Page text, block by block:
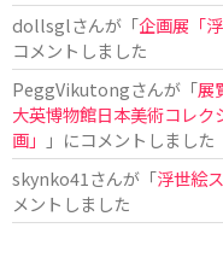
dollsglさんが「企画展「
コメントしました
PeggVikutongさんが「展
大英博物館日本美術コレ
画」
」にコメントしました
skynko41 さんが「浮世絵
メントしました